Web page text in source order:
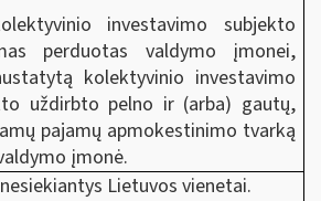
investavimo subjekto
perduotas valdymo įmonei,
kolektyvinio investavimo
uždirbto pelno ir (arba) gautų,
pajamų apmokestinimo tvarką
įmonė.
Lietuvos vienetai.